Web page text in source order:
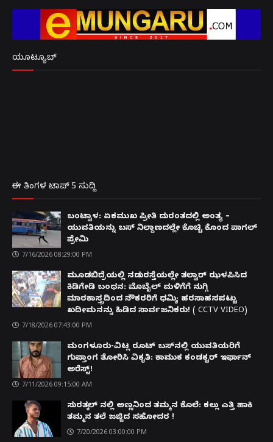
ಯೂಟ್ಯೂಬ್
ಈ ತಿಂಗಳ ಟಾಪ್ 5 ಸುದ್ದಿ
ಬಂಟ್ವಾಳ: ಏಕಮುಖ ಪ್ರೀತಿ ದುರಂತದಲ್ಲಿ ಅಂತ್ಯ –
ಯುವತಿಯನ್ನು ಬಸ್ ನಿಲ್ದಾಣದಲ್ಲೇ ಕೊಚ್ಚಿ ಕೊಂದ ಪಾಗಲ್
ಪ್ರೇಮಿ
7/16/2026 08:29:00 PM
ಮೂಡಬಿದ್ರೆಯಲ್ಲಿ ನಡುರಸ್ತೆಯಲ್ಲೇ ತಲ್ವಾರ್ ಝಳಪಿಸಿದ
ಕಿಡಿಗೇಡಿ ಬಂಧನ: ಮೊಬೈಲ್ ಮಳಿಗೆಗೆ ನುಗ್ಗಿ
ಮಾರಕಾಸ್ತ್ರದಿಂದ ನೌಕರರಿಗೆ ಧಮ್ಕಿ; ಹರಸಾಹಸಪಟ್ಟು
ಖದೀಮನನ್ನು ಹಿಡಿದ ಸಾರ್ವಜನಿಕರು! ( CCTV VIDEO)
7/18/2026 07:43:00 PM
ಮಂಗಳೂರು-ವಿಟ್ಲ ರೂಟ್ ಬಸ್‌ನಲ್ಲಿ ಯುವತಿಯರಿಗೆ
ಗುಪ್ತಾಂಗ ತೋರಿಸಿ ವಿಕೃತಿ: ಕಾಮುಕ ಕಂಡಕ್ಟರ್ ಇರ್ಫಾನ್
ಅರೆಸ್ಟ್!
7/11/2026 09:15:00 AM
ಸುರತ್ಕಲ್ ನಲ್ಲಿ ಅಣ್ಣನಿಂದ ತಮ್ಮನ ಕೊಲೆ: ಕಲ್ಲು ಎತ್ತಿ ಹಾಕಿ
ತಮ್ಮನ ತಲೆ ಜಜ್ಜಿದ ಸಹೋದರ !
7/20/2026 03:00:00 PM